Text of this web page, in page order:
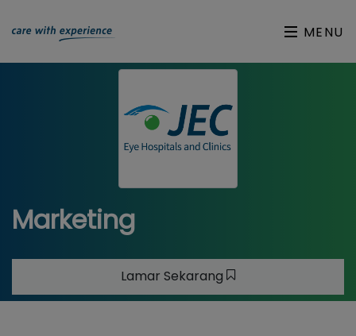
MENU
Marketing
Lamar Sekarang